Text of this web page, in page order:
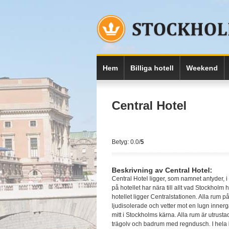
Hem Billiga hotell Weekend
Central Hotel
Betyg: 0.0/5
Beskrivning av Central Hotel:
Central Hotel ligger, som namnet antyder,
på hotellet har nära till allt vad Stockholm
hotellet ligger Centralstationen. Alla rum
ljudisolerade och vetter mot en lugn
mitt i Stockholms kärna. Alla rum är
trägolv och badrum med regndusch. I